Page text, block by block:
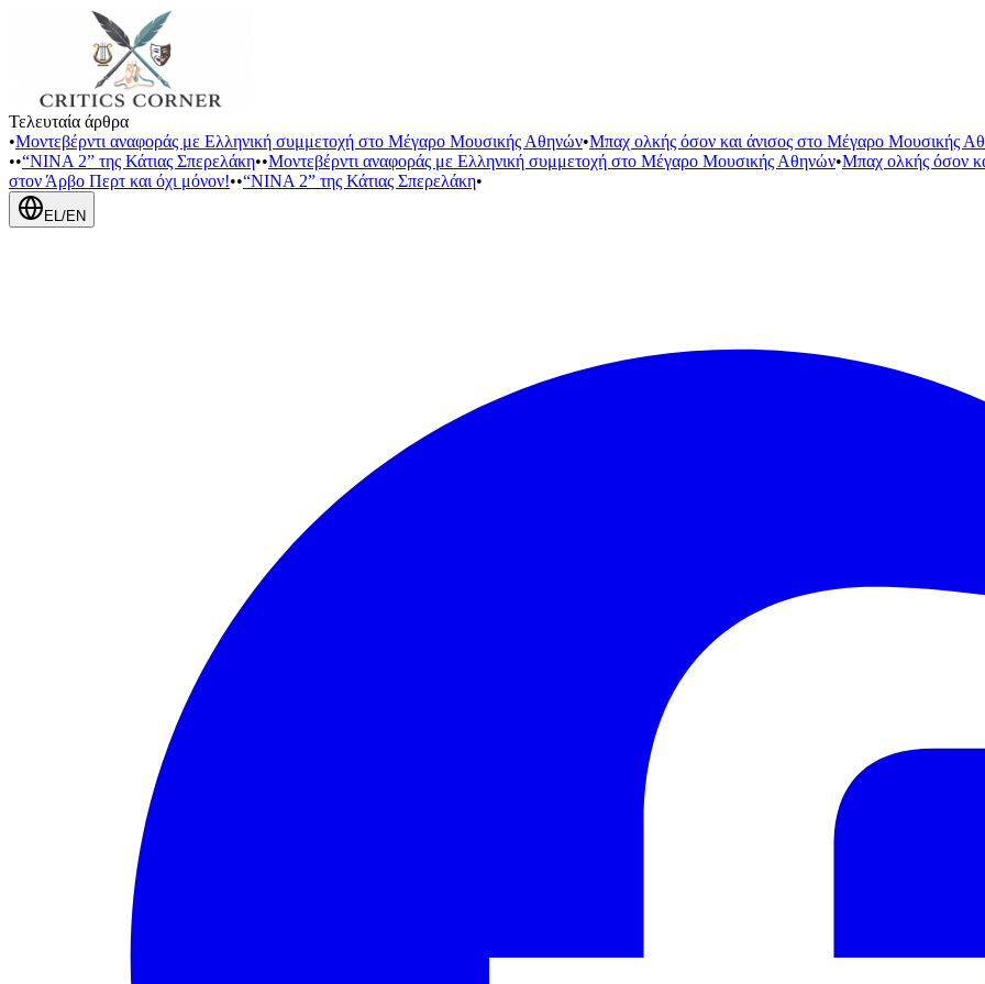
Τελευταία άρθρα
•Μοντεβέρντι αναφοράς με Ελληνική συμμετοχή στο Μέγαρο Μουσικής Αθηνών•Μπαχ ολκής όσον και άνισος στο Μέγαρο Μουσικής
••“NINA 2” της Κάτιας Σπερελάκη••Μοντεβέρντι αναφοράς με Ελληνική συμμετοχή στο Μέγαρο Μουσικής Αθηνών•Μπαχ ολκής όσον
στον Άρβο Περτ και όχι μόνον!••“NINA 2” της Κάτιας Σπερελάκη•
EL/EN